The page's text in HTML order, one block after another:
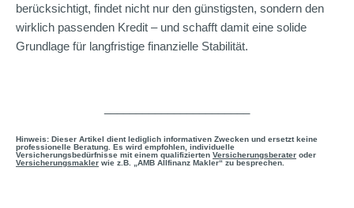
berücksichtigt, findet nicht nur den günstigsten, sondern den
wirklich passenden Kredit – und schafft damit eine solide
Grundlage für langfristige finanzielle Stabilität.
Hinweis: Dieser Artikel dient lediglich informativen Zwecken und ersetzt keine
professionelle Beratung. Es wird empfohlen, individuelle
Versicherungsbedürfnisse mit einem qualifizierten Versicherungsberater oder
Versicherungsmakler wie z.B. „AMB Allfinanz Makler“ zu besprechen.